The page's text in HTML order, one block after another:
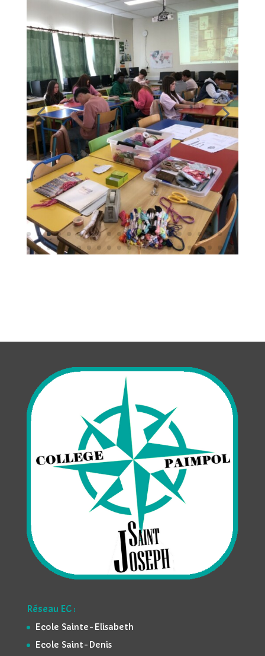
Réseau EC :
Ecole Sainte-Elisabeth
Ecole Saint-Denis